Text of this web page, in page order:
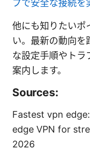
プで安全な接続を
他にも知りたいポ
い。最新の動向を
な設定手順やトラ
案内します。
Sources:
Fastest vpn
edge VPN for
2026